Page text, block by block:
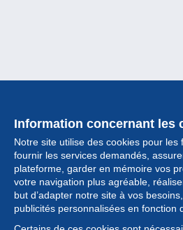
Information concernant les
Notre site utilise des cookies pour les
fournir les services demandés,
plateforme, garder en mémoire vos
votre navigation plus agréable,
but d’adapter notre site à vos
publicités personnalisées en fonction
Collection